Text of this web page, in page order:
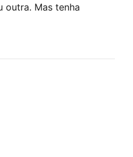
outra. Mas tenha